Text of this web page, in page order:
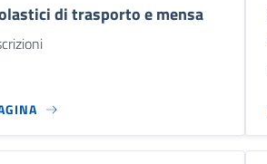
di trasporto e mensa